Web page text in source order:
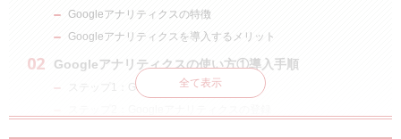
Googleアナリティクスの特徴
Googleアナリティクスを導入するメリット
Googleアナリティクスの使い方①導入手順
ステップ1：Googleアカウント登録
全て表示